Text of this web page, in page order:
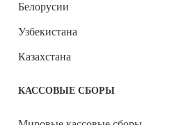
Белорусии
Узбекистана
Казахстана
КАССОВЫЕ СБОРЫ